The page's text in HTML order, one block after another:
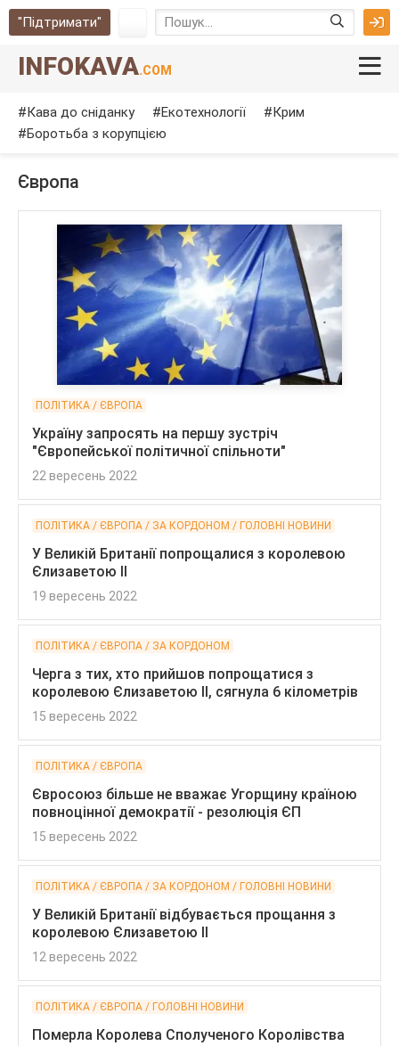
"Підтримати"
INFOKAVA.COM
Кава до сніданку Екотехнології
Крим
Боротьба з корупцією
Європа
ПОЛІТИКА / ЄВРОПА
Україну запросять на першу зустріч
"Європейської політичної спільноти"
22 вересень 2022
ПОЛІТИКА / ЄВРОПА / ЗА КОРДОНОМ / ГОЛОВНІ НОВИНИ
У Великій Британії попрощалися з королевою
Єлизаветою II
19 вересень 2022
ПОЛІТИКА / ЄВРОПА / ЗА КОРДОНОМ
Черга з тих, хто прийшов попрощатися з
королевою Єлизаветою II, сягнула 6 кілометрів
15 вересень 2022
ПОЛІТИКА / ЄВРОПА
Євросоюз більше не вважає Угорщину країною
повноцінної демократії - резолюція ЄП
15 вересень 2022
ПОЛІТИКА / ЄВРОПА / ЗА КОРДОНОМ / ГОЛОВНІ НОВИНИ
У Великій Британії відбувається прощання з
королевою Єлизаветою II
12 вересень 2022
ПОЛІТИКА / ЄВРОПА / ГОЛОВНІ НОВИНИ
Померла Королева Сполученого Королівства